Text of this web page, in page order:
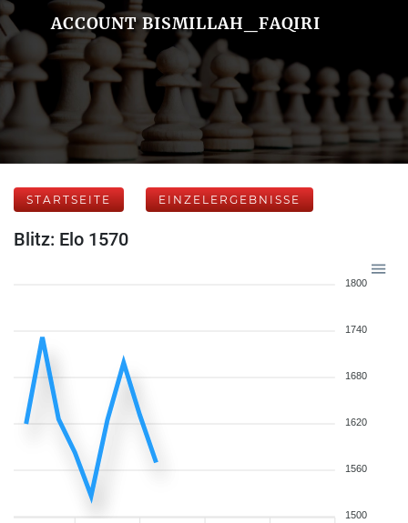
ACCOUNT BISMILLAH_FAQIRI
STARTSEITE EINZELERGEBNISSE
Blitz: Elo 1570
1800
1740
1680
1620
1560
1500